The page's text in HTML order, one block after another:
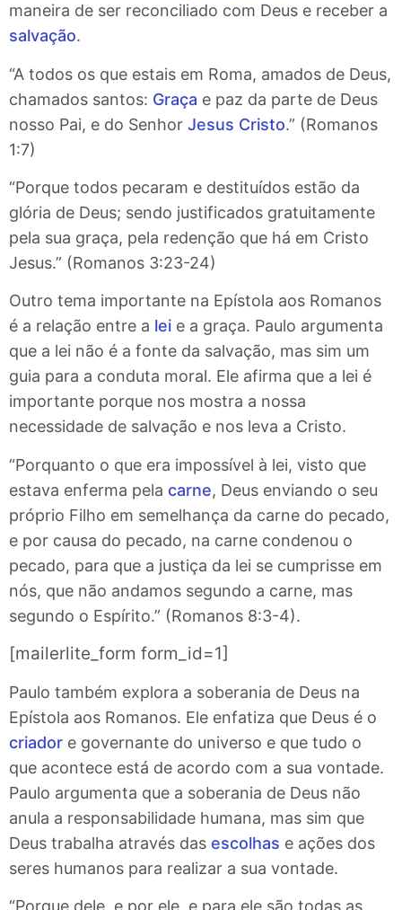
maneira de ser reconciliado com Deus e receber a
salvação.
“A todos os que estais em Roma, amados de Deus,
chamados santos: Graça e paz da parte de Deus
nosso Pai, e do Senhor Jesus Cristo.” (Romanos
1:7)
“Porque todos pecaram e destituídos estão da
glória de Deus; sendo justificados gratuitamente
pela sua graça, pela redenção que há em Cristo
Jesus.” (Romanos 3:23-24)
Outro tema importante na Epístola aos Romanos
é a relação entre a lei e a graça. Paulo argumenta
que a lei não é a fonte da salvação, mas sim um
guia para a conduta moral. Ele afirma que a lei é
importante porque nos mostra a nossa
necessidade de salvação e nos leva a Cristo.
“Porquanto o que era impossível à lei, visto que
estava enferma pela carne, Deus enviando o seu
próprio Filho em semelhança da carne do pecado,
e por causa do pecado, na carne condenou o
pecado, para que a justiça da lei se cumprisse em
nós, que não andamos segundo a carne, mas
segundo o Espírito.” (Romanos 8:3-4).
[mailerlite_form form_id=1]
Paulo também explora a soberania de Deus na
Epístola aos Romanos. Ele enfatiza que Deus é o
criador e governante do universo e que tudo o
que acontece está de acordo com a sua vontade.
Paulo argumenta que a soberania de Deus não
anula a responsabilidade humana, mas sim que
Deus trabalha através das escolhas e ações dos
seres humanos para realizar a sua vontade.
“Porque dele, e por ele, e para ele são todas as